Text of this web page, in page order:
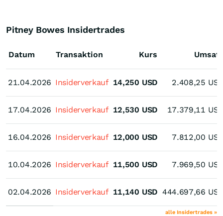
Pitney Bowes Insidertrades
Datum
21.04.2026
17.04.2026
16.04.2026
10.04.2026
02.04.2026
Transaktion Kurs Umsatz
21.04.2026 Insiderverkauf 14,250 USD 2.408,25
17.04.2026 Insiderverkauf 12,530 USD 17.379,11
16.04.2026 Insiderverkauf 12,000 USD 7.812,00
10.04.2026 Insiderverkauf 11,500 USD 7.969,50
02.04.2026 Insiderverkauf 11,140 USD 444.697,66
alle Insidertrades »